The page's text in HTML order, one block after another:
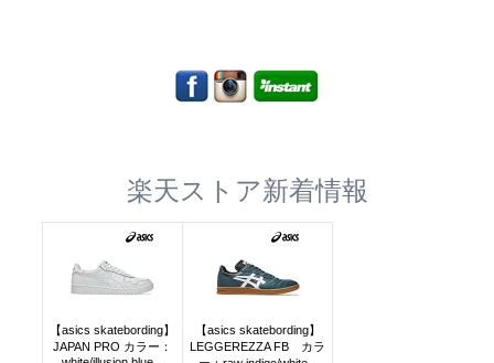
楽天ストア新着情報